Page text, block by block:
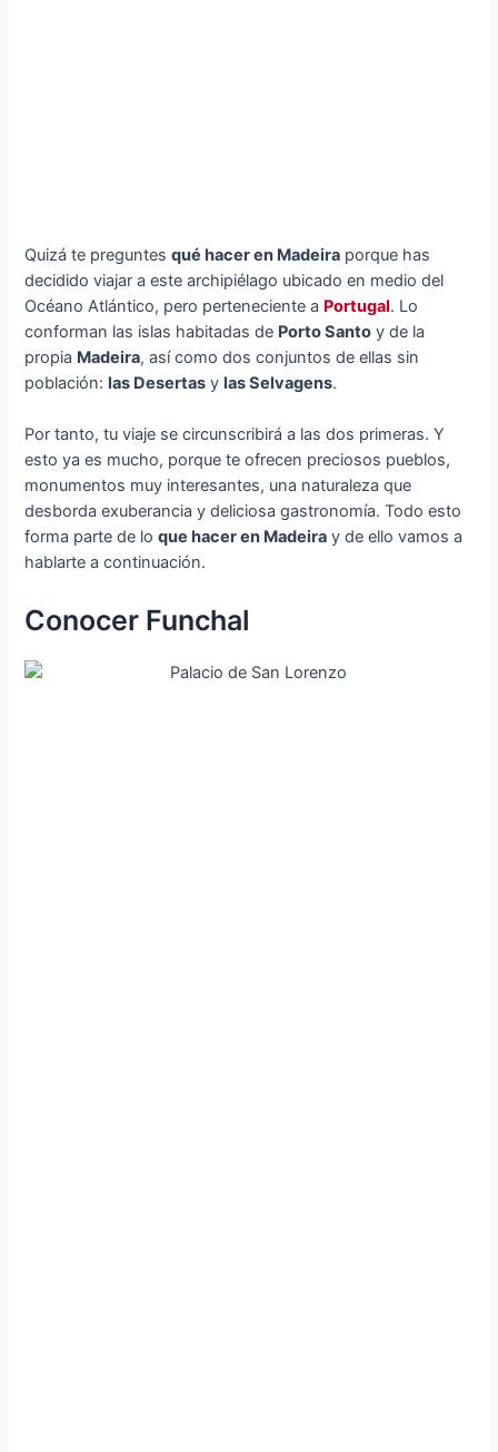
Quizá te preguntesqué hacer en Madeira porque has
decidido viajar a este archipiélago ubicado en medio del
Océano Atlántico, pero perteneciente a Portugal. Lo
conforman las islas habitadas de Porto Santo y de la
propia Madeira, así como dos conjuntos de ellas sin
población:las Desertas ylas Selvagens.
Por tanto, tu viaje se circunscribirá a las dos primeras. Y
esto ya es mucho, porque te ofrecen preciosos pueblos,
monumentos muy interesantes, una naturaleza que
desborda exuberancia y deliciosa gastronomía. Todo esto
forma parte de loque hacer en Madeira y de ello vamos a
hablarte a continuación.
Conocer Funchal